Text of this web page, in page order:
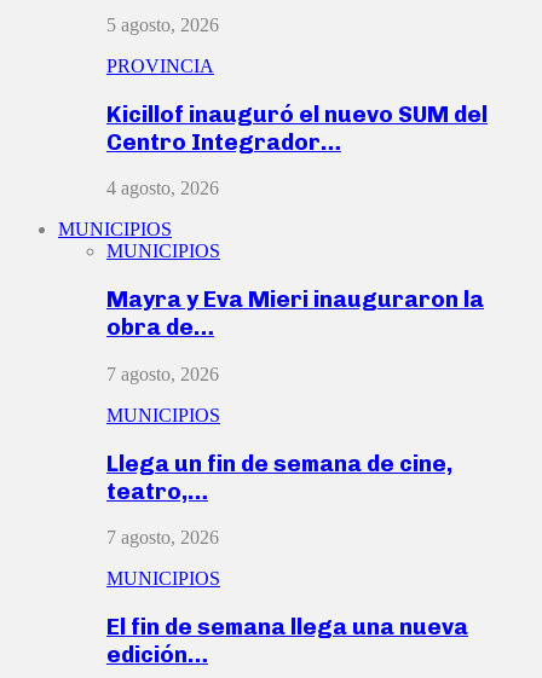
5 agosto, 2026
PROVINCIA
Kicillof inauguró el nuevo SUM del
Centro Integrador…
4 agosto, 2026
MUNICIPIOS
MUNICIPIOS
Mayra y Eva Mieri inauguraron la
obra de…
7 agosto, 2026
MUNICIPIOS
Llega un fin de semana de cine,
teatro,…
7 agosto, 2026
MUNICIPIOS
El fin de semana llega una nueva
edición…